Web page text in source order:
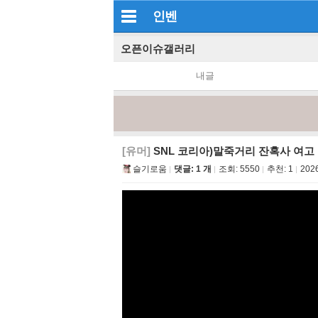
인벤
오픈이슈갤러리
내글
[유머] SNL 코리아)말죽거리 잔혹사 여고
슬기로움 댓글: 1 개 조회: 5550 추천: 1